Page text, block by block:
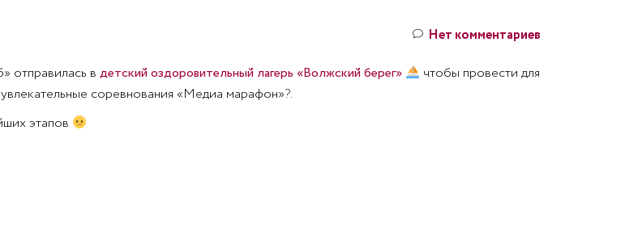
Нет комментариев
отправилась в детский оздоровительный лагерь «Волжский берег»
чтобы провести для
соревнования «Медиа марафон»?.
этапов